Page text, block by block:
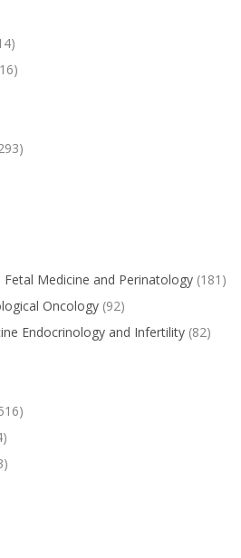
Medicine and Perinatology (181)
Oncology (92)
Endocrinology and Infertility (82)